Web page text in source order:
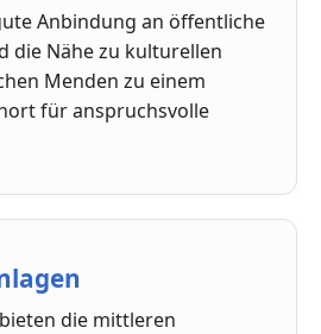
Anbindung an öffentliche
die Nähe zu kulturellen
Menden zu einem
für anspruchsvolle
die mittleren